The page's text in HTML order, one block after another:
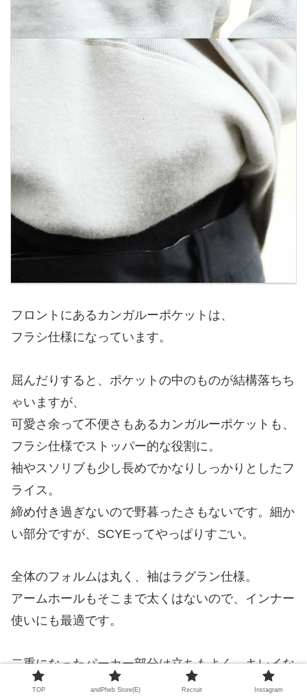
フロントにあるカンガルーポケットは、
フラシ仕様になっています。
屈んだりすると、ポケットの中のものが結構落ちち
ゃいますが、
可愛さ余って不便さもあるカンガルーポケットも、
フラシ仕様でストッパー的な役割に。
袖やスソリブも少し長めでかなりしっかりとしたフ
ライス。
締め付き過ぎないので野暮ったさもないです。細か
い部分ですが、SCYEってやっぱりすごい。
全体のフォルムは丸く、袖はラグラン仕様。
アームホールもそこまで太くはないので、インナー
使いにも最適です。
二重になったパーカー部分は立ちもよく、キレイな
首回り。
TOP andPheb Store(E) Recruit Instagram